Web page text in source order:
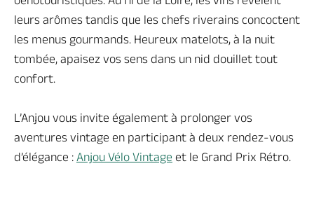
leurs arômes tandis que les chefs riverains concoctent
les menus gourmands. Heureux matelots, à la nuit
tombée, apaisez vos sens dans un nid douillet tout
confort.
L’Anjou vous invite également à prolonger vos
aventures vintage en participant à deux rendez-vous
d’élégance : Anjou Vélo Vintage et le Grand Prix Rétro.